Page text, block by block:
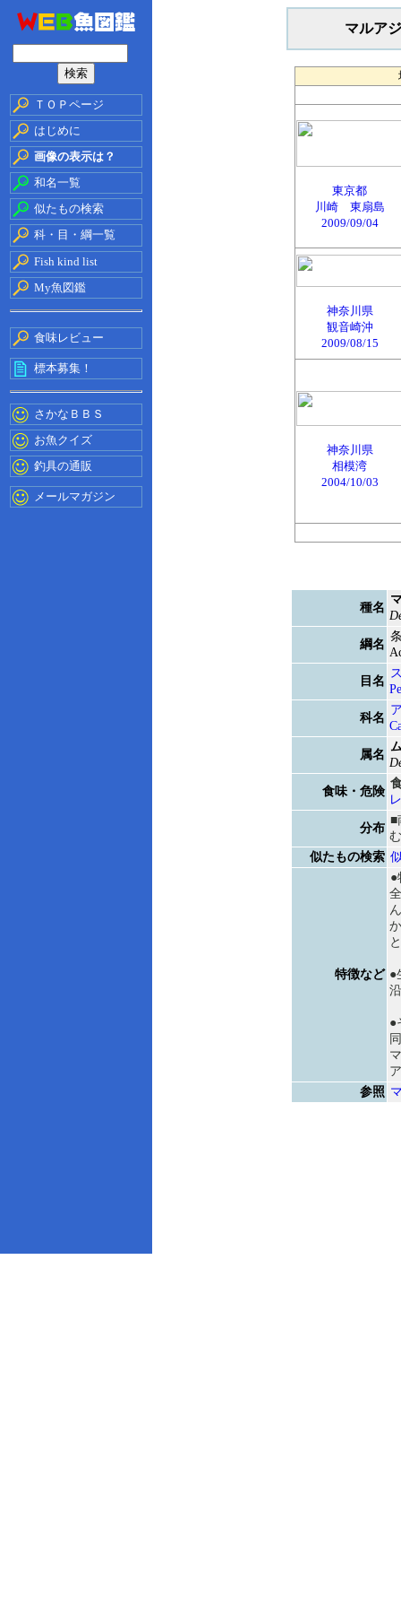
ＴＯＰページ
はじめに
画像の表示は？
和名一覧
似たもの検索
科・目・綱一覧
Fish kind list
My魚図鑑
食味レビュー
標本募集！
さかなＢＢＳ
お魚クイズ
釣具の通販
メールマガジン
マルアジ
東京都
川崎 東扇島
2009/09/04
神奈川県
観音崎沖
2009/08/15
神奈川県
相模湾
2004/10/03
種名
綱名
目名
科名
属名
食味・危険
分布
■
似たもの検索
特徴など
●
●
●
参照